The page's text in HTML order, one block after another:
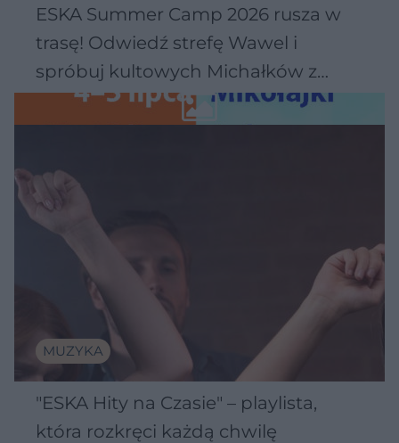
ESKA Summer Camp 2026 rusza w
trasę! Odwiedź strefę Wawel i
spróbuj kultowych Michałków z
Wawelu
MUZYKA
"ESKA Hity na Czasie" – playlista,
która rozkręci każdą chwilę